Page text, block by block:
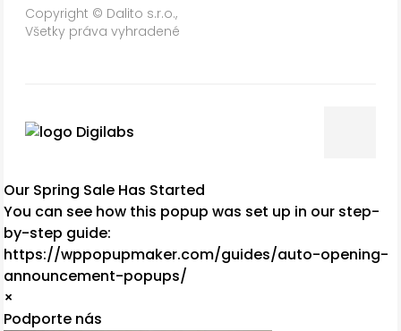
Copyright © Dalito s.r.o.,
Všetky práva vyhradené
Our Spring Sale Has Started
You can see how this popup was set up in our step-
by-step guide:
https://wppopupmaker.com/guides/auto-opening-
announcement-popups/
×
Podporte nás